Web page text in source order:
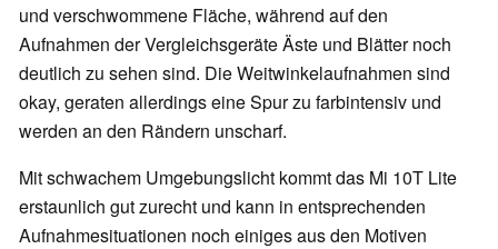
und verschwommene Fläche, während auf den
Aufnahmen der Vergleichsgeräte Äste und Blätter noch
deutlich zu sehen sind. Die Weitwinkelaufnahmen sind
okay, geraten allerdings eine Spur zu farbintensiv und
werden an den Rändern unscharf.
Mit schwachem Umgebungslicht kommt das Mi 10T Lite
erstaunlich gut zurecht und kann in entsprechenden
Aufnahmesituationen noch einiges aus den Motiven